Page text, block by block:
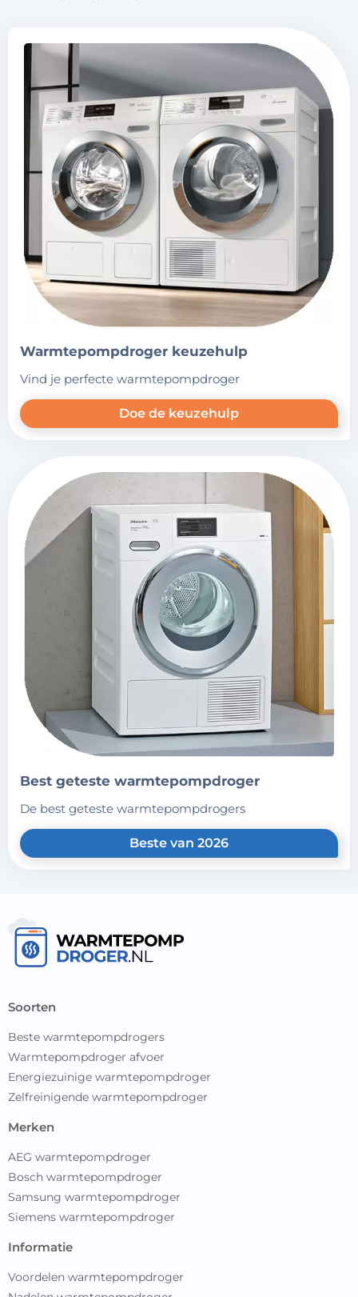
warmtepompdroger keuzehulp
vind je perfecte warmtepompdroger
Doe de keuzehulp
best geteste warmtepompdroger
de best geteste warmtepompdrogers
Beste van 2026
soorten
Beste warmtepompdrogers
Warmtepompdroger afvoer
Energiezuinige warmtepompdroger
Zelfreinigende warmtepompdroger
merken
AEG warmtepompdroger
Bosch warmtepompdroger
Samsung warmtepompdroger
Siemens warmtepompdroger
informatie
Voordelen warmtepompdroger